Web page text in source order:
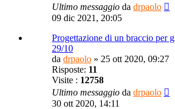
Ultimo messaggio da drpaolo
09 dic 2021, 20:05
Progettazione di un braccio per
29/10
da drpaolo » 25 ott 2020, 09:27
Risposte: 11
Visite : 12758
Ultimo messaggio da drpaolo
30 ott 2020, 14:11